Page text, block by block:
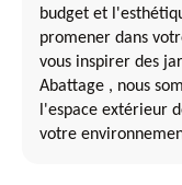
budget et
promener dans
vous inspirer des
Abattage , nous
l'espace extérieur
votre